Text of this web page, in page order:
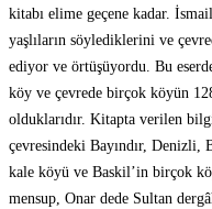
kitabı elime geçene kadar.
yaşlıların söylediklerini ve
ediyor ve örtüşüyordu. Bu
köy ve çevrede birçok köyün
olduklarıdır. Kitapta verilen
çevresindeki Bayındır, Denizli,
kale köyü ve Baskil’in birçok
mensup, Onar dede Sultan